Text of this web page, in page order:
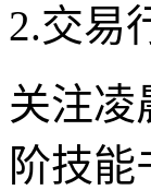
2.交易
关注凌
阶技能